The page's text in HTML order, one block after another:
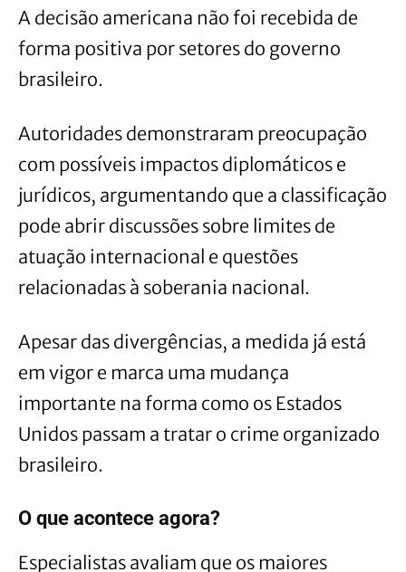
A decisão americana não foi recebida de
forma positiva por setores do governo
brasileiro.
Autoridades demonstraram preocupação
com possíveis impactos diplomáticos e
jurídicos, argumentando que a classificação
pode abrir discussões sobre limites de
atuação internacional e questões
relacionadas à soberania nacional.
Apesar das divergências, a medida já está
em vigor e marca uma mudança
importante na forma como os Estados
Unidos passam a tratar o crime organizado
brasileiro.
O que acontece agora?
Especialistas avaliam que os maiores